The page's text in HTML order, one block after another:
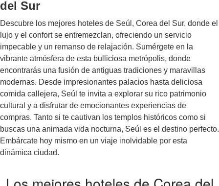
del Sur
Descubre los mejores hoteles de Seúl, Corea del Sur, donde el
lujo y el confort se entremezclan, ofreciendo un servicio
impecable y un remanso de relajación. Sumérgete en la
vibrante atmósfera de esta bulliciosa metrópolis, donde
encontrarás una fusión de antiguas tradiciones y maravillas
modernas. Desde impresionantes palacios hasta deliciosa
comida callejera, Seúl te invita a explorar su rico patrimonio
cultural y a disfrutar de emocionantes experiencias de
compras. Tanto si te cautivan los templos históricos como si
buscas una animada vida nocturna, Seúl es el destino perfecto.
Embárcate hoy mismo en un viaje inolvidable por esta
dinámica ciudad.